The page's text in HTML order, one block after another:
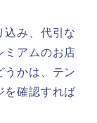
込み、代引な
ミアムのお店
うかは、テン
を確認すれば